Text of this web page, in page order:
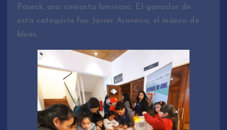
Poseck, una cineasta luminosa. El ganador de
esta categoría fue Javier Aravena, el músico de
blues.